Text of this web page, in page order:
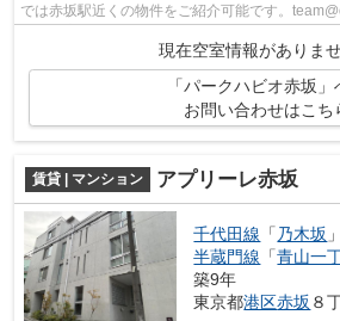
では赤坂駅近くの物件をご紹介可能です。
現在空室情報がありませ
「パークハビオ赤坂」
お問い合わせはこち
賃貸 | マンション アプリーレ赤坂
千代田線 「 乃木坂
半蔵門線 「青山一
築9年
東京都港区赤坂 ８